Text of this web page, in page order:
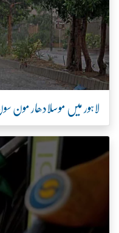
لاہور میں موسلادھار